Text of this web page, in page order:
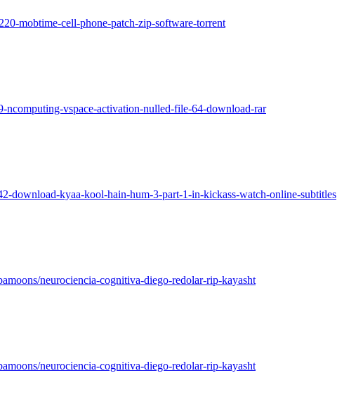
mobtime-cell-phone-patch-zip-software-torrent
ncomputing-vspace-activation-nulled-file-64-download-rar
download-kyaa-kool-hain-hum-3-part-1-in-kickass-watch-online-subtitles
neurociencia-cognitiva-diego-redolar-rip-kayasht
neurociencia-cognitiva-diego-redolar-rip-kayasht